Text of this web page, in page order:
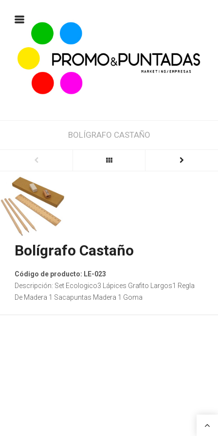
BOLÍGRAFO CASTAÑO
Bolígrafo Castaño
Código de producto: LE-023
Descripción: Set Ecologico3 Lápices Grafito Largos1 Regla
De Madera 1 Sacapuntas Madera 1 Goma